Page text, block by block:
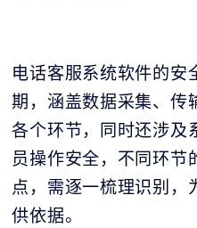
电话客服系统软件的安
期，涵盖数据采集、传
各个环节，同时还涉及
员操作安全，不同环节
点，需逐一梳理识别，
供依据。